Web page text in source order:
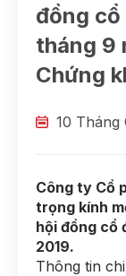
đồng
tháng 9
Chứng
10 Tháng
Công ty Cổ
trọng kính
hội đồng cổ
2019.
Thông tin